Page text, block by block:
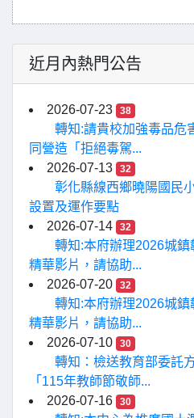
近月內熱門公告
2026-07-23 38
轉知:請貴校加強毒品危
同營造「拒絕毒駕...
2026-07-13
32
彰化縣線西鄉曉陽國民
設置及運作要點
2026-07-14
32
轉知:本府辦理2026城
精華影片，請協助...
2026-07-20
32
轉知:本府辦理2026城
精華影片，請協助...
2026-07-10
30
轉知：檢送教育部委託
「115年教師節敬師...
2026-07-16
30